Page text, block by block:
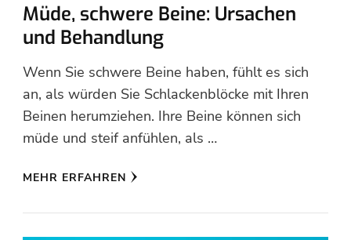
Müde, schwere Beine: Ursachen
und Behandlung
Wenn Sie schwere Beine haben, fühlt es sich
an, als würden Sie Schlackenblöcke mit Ihren
Beinen herumziehen. Ihre Beine können sich
müde und steif anfühlen, als …
MEHR ERFAHREN